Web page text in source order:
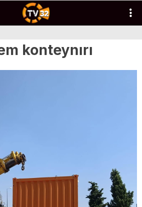
konteynırı